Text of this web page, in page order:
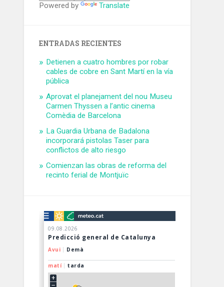
Powered by Translate
ENTRADAS RECIENTES
Detienen a cuatro hombres por robar
cables de cobre en Sant Martí en la vía
pública
Aprovat el planejament del nou Museu
Carmen Thyssen a l’antic cinema
Comèdia de Barcelona
La Guardia Urbana de Badalona
incorporará pistolas Taser para
conflictos de alto riesgo
Comienzan las obras de reforma del
recinto ferial de Montjuïc